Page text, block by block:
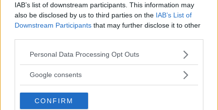
IAB’s list of downstream participants. This information may
also be disclosed by us to third parties on the IAB’s List of
Downstream Participants that may further disclose it to other
Please note that this website/app uses one or more Google
not limited to your visit or usage behaviour. You may click to
use your data for below specified purposes in below Google
consent section.
Personal Data Processing Opt Outs
Google consents
CONFIRM
Läs Frias efterträdare!
Syreär Sveriges enda gröna dagstidning som
finns både digitalt och i tryck.
kring Melbournes hamnområden präglades
inledningsvis av ett intresse av att skapa områden som
med rimliga hyror.
Med tiden kom dock ”allmänhetens intresse” att
likställas med ekonomiska intressen. Stadsplaneringen